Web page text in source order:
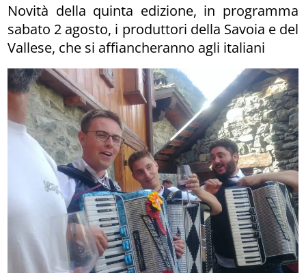
Novità della quinta edizione, in programma
sabato 2 agosto, i produttori della Savoia e del
Vallese, che si affiancheranno agli italiani